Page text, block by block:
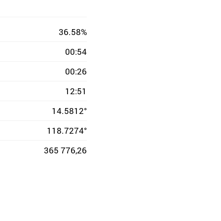
36.58%
00:54
00:26
12:51
14.5812°
118.7274°
365 776,26